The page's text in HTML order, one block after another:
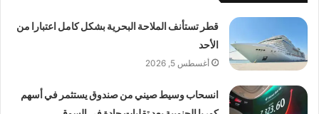
قطر تستأنف الملاحة البحرية بشكل كامل اعتبارا من
الأحد
أغسطس 5, 2026
انسحاب وسيط صيني من صندوق يستثمر في أسهم